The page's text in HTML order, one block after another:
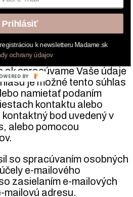
kedykoľvek vymazať
priamo v
prehliadača. Ak
súborov cookies
internetovom
ak spracúvame Vaše údaje
je možné tento súhlas
namietať podaním
kontaktu alebo
bod uvedený v
alebo pomocou
so spracúvaním osobných
e-mailového
zasielaním e-mailových
mailovú adresu.
Prihlásiť
ochrany údajov
k newsletteru Madame.sk
BY